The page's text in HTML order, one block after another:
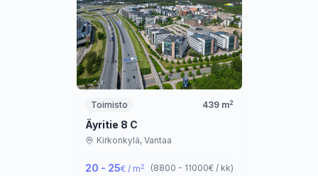
Toimisto 439m2
Äyritie 8 C
Kirkonkylä, Vantaa
20 - 25€ / m2 (8800 - 11000€ / kk)